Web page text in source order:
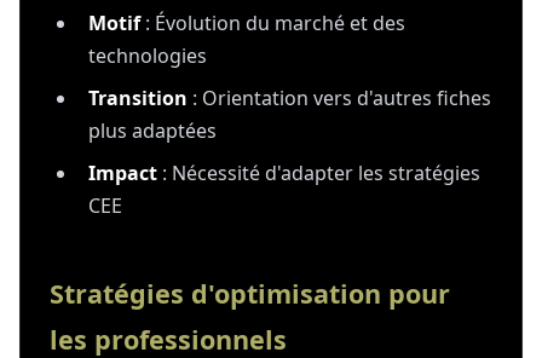
Motif: Évolution du marché et des
technologies
Transition : Orientation vers d'autres fiches
plus adaptées
Impact : Nécessité d'adapter les stratégies
CEE
Stratégies d'optimisation pour
les professionnels